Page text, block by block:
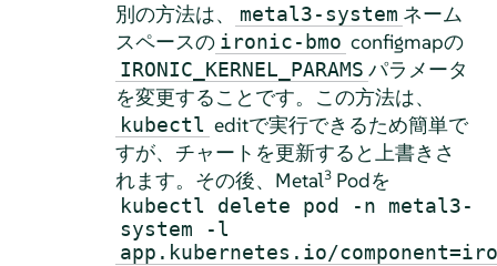
別の方法は、
metal3-system ネーム
スペースの ironic-bmo configmapの
IRONIC_KERNEL_PARAMS パラメータ
を変更することです。この方法は、
kubectl editで実行できるため簡単で
すが、チャートを更新すると上書きさ
れます。その後、Metal3Podを
kubectl delete pod -n metal3-
system -l
app.kubernetes.io/